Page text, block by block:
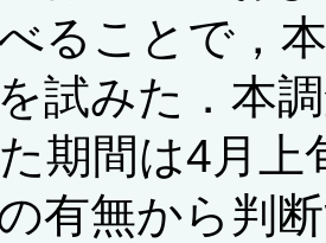
ることで，
試みた．本
期間は4月上
有無から判